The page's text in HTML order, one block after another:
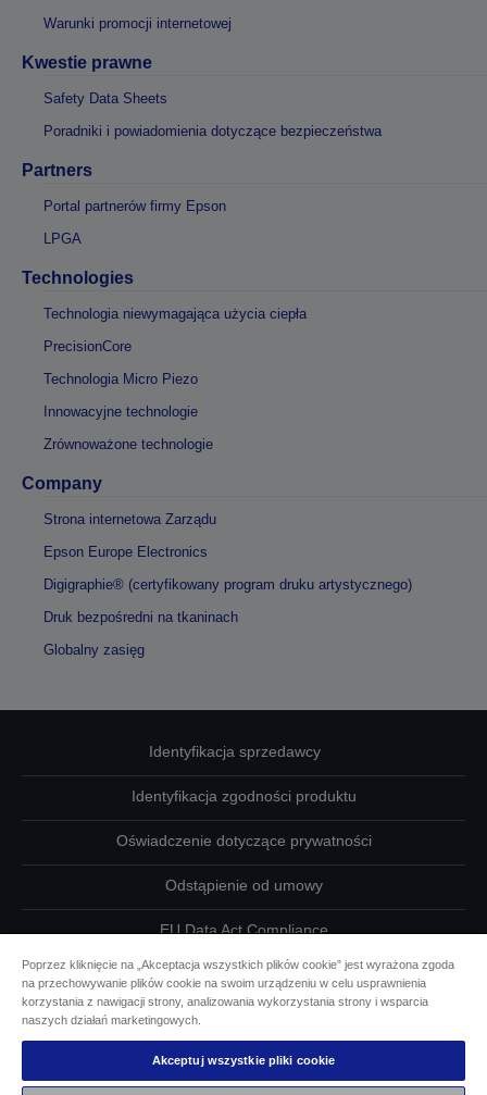
Warunki promocji internetowej
Kwestie prawne
Safety Data Sheets
Poradniki i powiadomienia dotyczące bezpieczeństwa
Partners
Portal partnerów firmy Epson
LPGA
Technologies
Technologia niewymagająca użycia ciepła
PrecisionCore
Technologia Micro Piezo
Innowacyjne technologie
Zrównoważone technologie
Company
Strona internetowa Zarządu
Epson Europe Electronics
Digigraphie® (certyfikowany program druku artystycznego)
Druk bezpośredni na tkaninach
Globalny zasięg
Identyfikacja sprzedawcy
Identyfikacja zgodności produktu
Oświadczenie dotyczące prywatności
Odstąpienie od umowy
EU Data Act Compliance
Skontaktuj się z nami w sprawie swoich danych
Informacje o plikach cookie
Działania firmy Epson na rzecz dostępności
Poprzez kliknięcie na „Akceptacja wszystkich plików cookie” jest wyrażona zgoda
na przechowywanie plików cookie na swoim urządzeniu w celu usprawnienia
korzystania z nawigacji strony, analizowania wykorzystania strony i wsparcia
naszych działań marketingowych.
Akceptuj wszystkie pliki cookie